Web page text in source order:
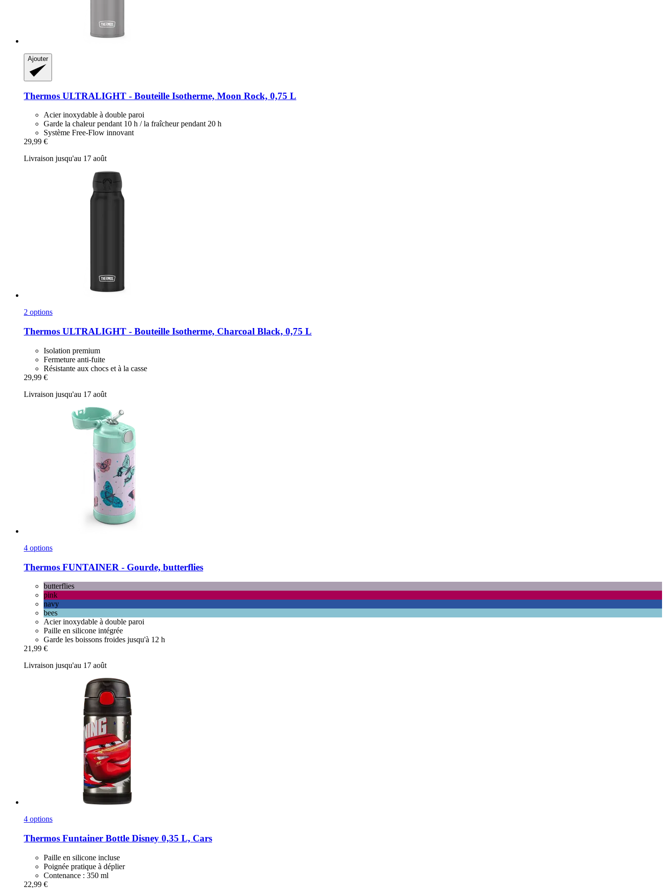
Ajouter
Thermos ULTRALIGHT -​ Bouteille Isotherme, Moon Rock, 0,75 L
Acier inoxydable à double paroi
Garde la chaleur pendant 10 h / la fraîcheur pendant 20 h
Système Free-Flow innovant
29,99 €
Livraison jusqu'au 17 août
2 options
Thermos ULTRALIGHT -​ Bouteille Isotherme, Charcoal Black, 0,75 L
Isolation premium
Fermeture anti-fuite
Résistante aux chocs et à la casse
29,99 €
Livraison jusqu'au 17 août
4 options
Thermos FUNTAINER -​ Gourde, butterflies
butterflies
pink
navy
bees
Acier inoxydable à double paroi
Paille en silicone intégrée
Garde les boissons froides jusqu'à 12 h
21,99 €
Livraison jusqu'au 17 août
4 options
Thermos Funtainer Bottle Disney 0,35 L, Cars
Paille en silicone incluse
Poignée pratique à déplier
Contenance : 350 ml
22,99 €